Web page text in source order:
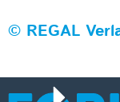
© REGAL